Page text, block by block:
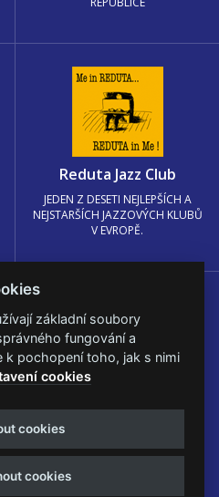
Reduta Jazz Club
JEDEN Z DESETI NEJLEPŠÍCH A
NEJSTARŠÍCH JAZZOVÝCH KLUBŮ
V EVROPĚ.
cookies.
© PRAGOKONCERT BOHEMIA, a.s.
creatia.tech s.r.o. a
základní soubory
fungování a
k pochopení toho, jak s nimi
cookies
cookies
cookies